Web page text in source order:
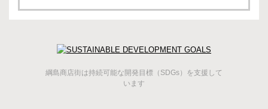
綱島商店街は持続可能な開発目標（SDGs）を支援して
います